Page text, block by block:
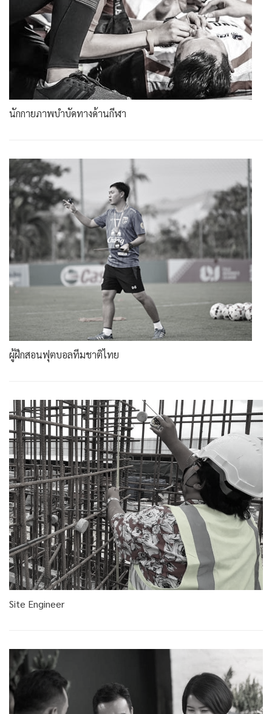
นักกายภาพบำบัดทางด้านกีฬา
ผู้ฝึกสอนฟุตบอลทีมชาติไทย
Site Engineer